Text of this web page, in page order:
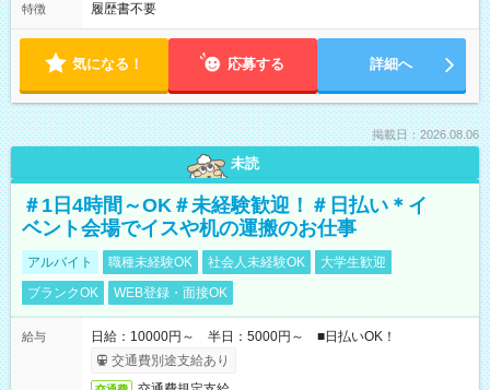
特徴 履歴書不要
気になる！ 応募する 詳細へ
掲載日：2026.08.06
未読
＃1日4時間～OK＃未経験歓迎！＃日払い＊イ
ベント会場でイスや机の運搬のお仕事
アルバイト 職種未経験OK 社会人未経験OK
大学生歓迎
ブランクOK
WEB登録・面接OK
給与
日給：10000円～ 半日：5000円～ ■日払いOK！
交通費別途支給あり